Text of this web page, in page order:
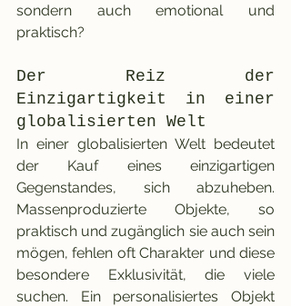
sondern auch emotional und
praktisch?
Der Reiz der
Einzigartigkeit in einer
globalisierten Welt
In einer globalisierten Welt bedeutet
der Kauf eines einzigartigen
Gegenstandes, sich abzuheben.
Massenproduzierte Objekte, so
praktisch und zugänglich sie auch sein
mögen, fehlen oft Charakter und diese
besondere Exklusivität, die viele
suchen. Ein personalisiertes Objekt